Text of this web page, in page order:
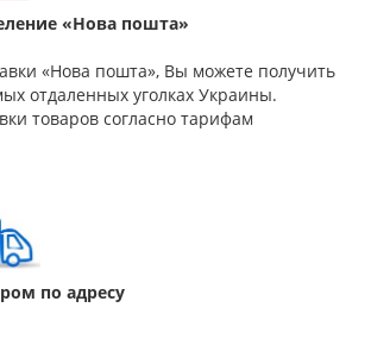
«Нова пошта»
«Нова пошта», Вы можете получить
отдаленных уголках Украины.
товаров согласно тарифам
по адресу